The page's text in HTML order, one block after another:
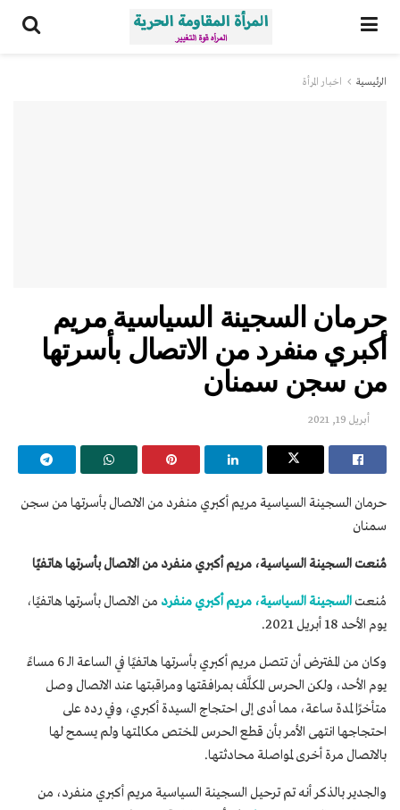
الرئيسية اخبار المرأة
حرمان السجينة السياسية مريم
أكبري منفرد من الاتصال بأسرتها
من سجن سمنان
أبريل 19, 2021
حرمان السجينة السياسية مريم أكبري منفرد من الاتصال بأسرتها من سجن
سمنان
مُنعت السجينة السياسية، مريم أكبري منفرد من الاتصال بأسرتها هاتفيًا
مُنعت السجينة السياسية، مريم أكبري منفرد من الاتصال بأسرتها هاتفيًا،
يوم الأحد 18 أبريل 2021.
وكان من المفترض أن تتصل مريم أكبري بأسرتها هاتفيًا في الساعة الـ 6 مساءً
يوم الأحد، ولكن الحرس المكلَّف بمرافقتها ومراقبتها عند الاتصال وصل
متأخرًا لمدة ساعة، مما أدى إلى احتجاج السيدة أكبري، وفي رده على
احتجاجها انتهى الأمر بأن قطع الحرس المختص مكالمتها ولم يسمح لها
بالاتصال مرة أخرى لمواصلة محادثتها.
والجدير بالذكر أنه تم ترحيل السجينة السياسية مريم أكبري منفرد، من